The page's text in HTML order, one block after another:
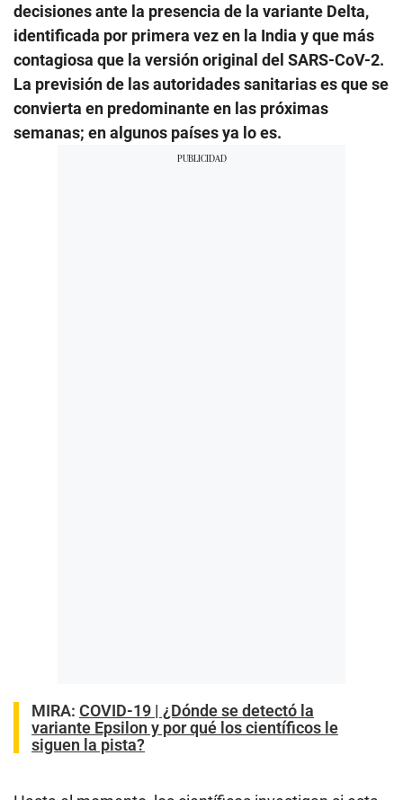
decisiones ante la presencia de la variante Delta,
identificada por primera vez en la India y que más
contagiosa que la versión original del SARS-CoV-2.
La previsión de las autoridades sanitarias es que se
convierta en predominante en las próximas
semanas; en algunos países ya lo es.
MIRA: COVID-19 | ¿Dónde se detectó la
variante Epsilon y por qué los científicos le
siguen la pista?